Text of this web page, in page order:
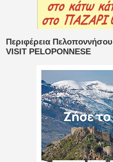
Περιφέρεια Πελοποννήσου
VISIT PELOPONNESE